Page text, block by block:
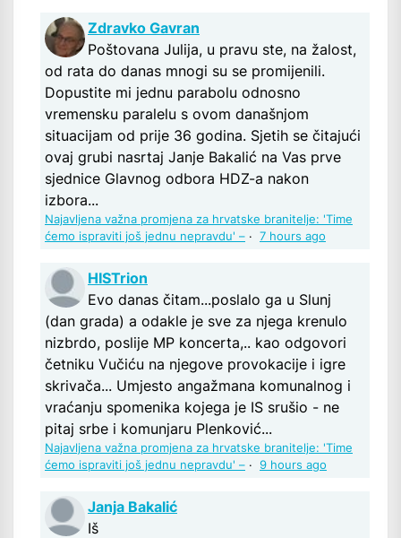
Zdravko Gavran
Poštovana Julija, u pravu ste, na žalost,
od rata do danas mnogi su se promijenili.
Dopustite mi jednu parabolu odnosno
vremensku paralelu s ovom današnjom
situacijam od prije 36 godina. Sjetih se čitajući
ovaj grubi nasrtaj Janje Bakalić na Vas prve
sjednice Glavnog odbora HDZ-a nakon
izbora...
Najavljena važna promjena za hrvatske branitelje: 'Time
ćemo ispraviti još jednu nepravdu' – · 7 hours ago
HISTrion
Evo danas čitam...poslalo ga u Slunj
(dan grada) a odakle je sve za njega krenulo
nizbrdo, poslije MP koncerta,.. kao odgovori
četniku Vučiću na njegove provokacije i igre
skrivača... Umjesto angažmana komunalnog i
vraćanju spomenika kojega je IS srušio - ne
pitaj srbe i komunjaru Plenković...
Najavljena važna promjena za hrvatske branitelje: 'Time
ćemo ispraviti još jednu nepravdu' – · 9 hours ago
Janja Bakalić
Iš